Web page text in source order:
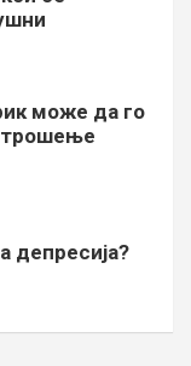
може да го
трошење
депресија?